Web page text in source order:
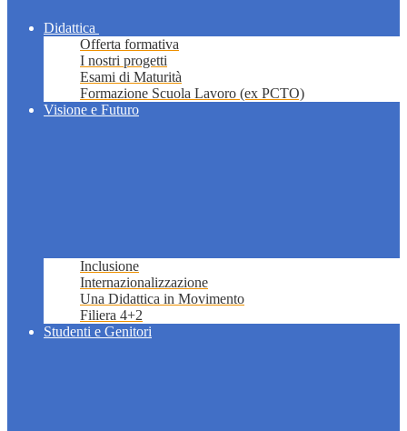
Didattica
Offerta formativa
I nostri progetti
Esami di Maturità
Formazione Scuola Lavoro (ex PCTO)
Visione e Futuro
Inclusione
Internazionalizzazione
Una Didattica in Movimento
Filiera 4+2
Studenti e Genitori